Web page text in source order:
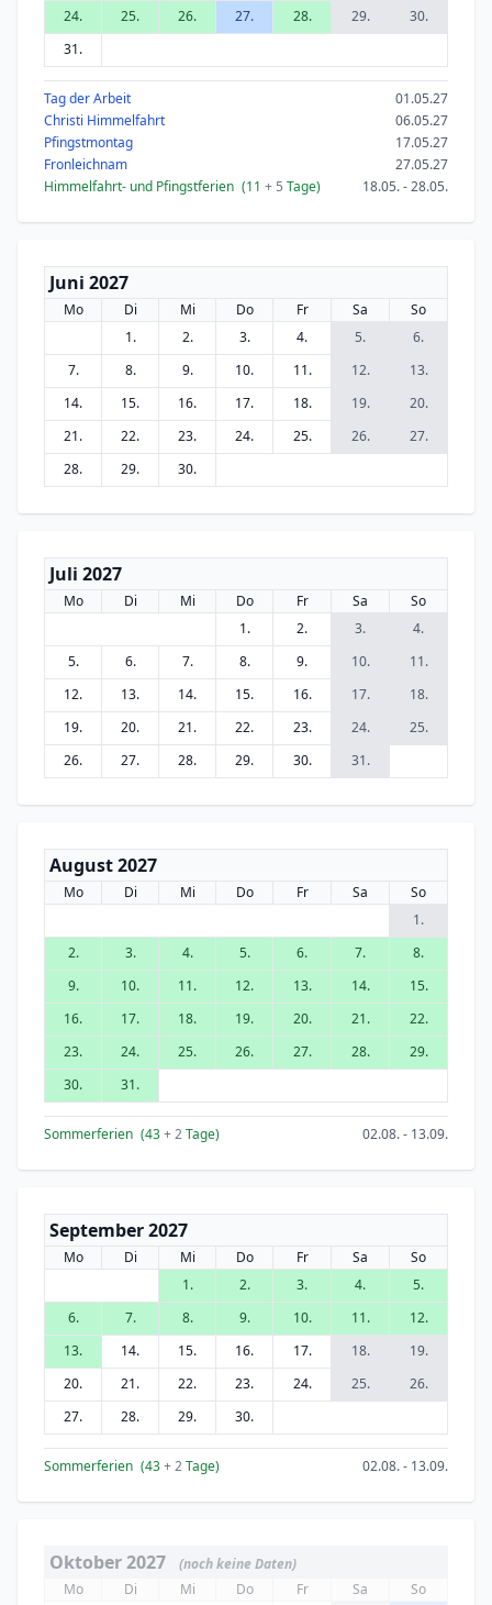
24. 25. 26. 27. 28. 29.
30.
31.
Tag der Arbeit
01.05.27
Christi Himmelfahrt
06.05.27
Pfingstmontag
17.05.27
Fronleichnam
27.05.27
Himmelfahrt- und Pfingstferien (11 + 5 Tage) 18.05. - 28.05.
Juni 2027
Mo Di Mi Do Fr Sa
So
1.
2. 3. 4. 5.
6.
7.
8. 9. 10. 11. 12.
13.
14.
15. 16. 17. 18. 19.
20.
21.
22. 23. 24. 25. 26.
27.
28.
29. 30.
Juli 2027
Mo Di Mi Do Fr Sa
So
1.
2. 3.
4.
5.
6. 7. 8. 9. 10.
11.
12.
13. 14. 15. 16. 17.
18.
19.
20. 21. 22. 23. 24.
25.
26.
27. 28. 29. 30. 31.
August 2027
Mo Di Mi Do Fr Sa
So
1.
2.
3. 4. 5. 6. 7.
8.
9.
10. 11. 12. 13. 14.
15.
16.
17. 18. 19. 20. 21.
22.
23.
24. 25. 26. 27. 28.
29.
30.
31.
Sommerferien (43+ 2Tage) 02.08. - 13.09.
September 2027
Mo Di Mi Do Fr Sa
So
1.
2. 3. 4.
5.
6.
7. 8. 9. 10. 11.
12.
13.
14. 15. 16. 17. 18.
19.
20.
21. 22. 23. 24. 25.
26.
27.
28. 29. 30.
Sommerferien (43+ 2Tage) 02.08. - 13.09.
Oktober 2027
(noch keine Daten)
Mo
Di Mi Do Fr Sa
So